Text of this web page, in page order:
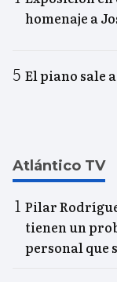
homenaje a
El piano sale
Atlántico TV
Pilar
tienen un
personal que